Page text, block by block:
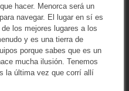
hacer. Menorca será un
navegar. El lugar en sí es
los mejores lugares a los
y es una tierra de
porque sabes que es un
mucha ilusión. Tenemos
la última vez que corrí allí